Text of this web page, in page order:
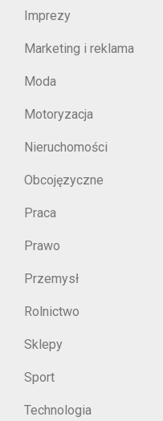
Imprezy
Marketing i reklama
Moda
Motoryzacja
Nieruchomości
Obcojęzyczne
Praca
Prawo
Przemysł
Rolnictwo
Sklepy
Sport
Technologia